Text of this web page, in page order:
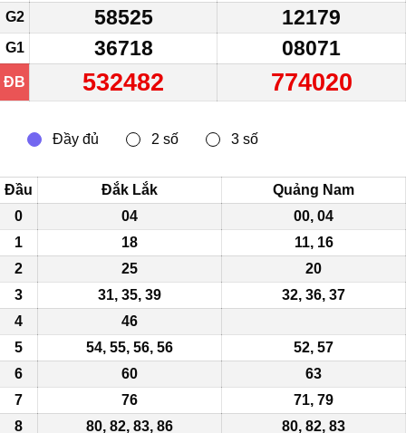
G2 58525 12179
G1 36718 08071
ĐB 532482 774020
Đầu Đắk Lắk
Quảng Nam
0
04
00, 04
1
18
11, 16
2
25
20
3
31, 35, 39
32, 36, 37
4
46
5
54, 55, 56, 56
52, 57
6
60
63
7
76
71, 79
8
80, 82, 83, 86
80, 82, 83